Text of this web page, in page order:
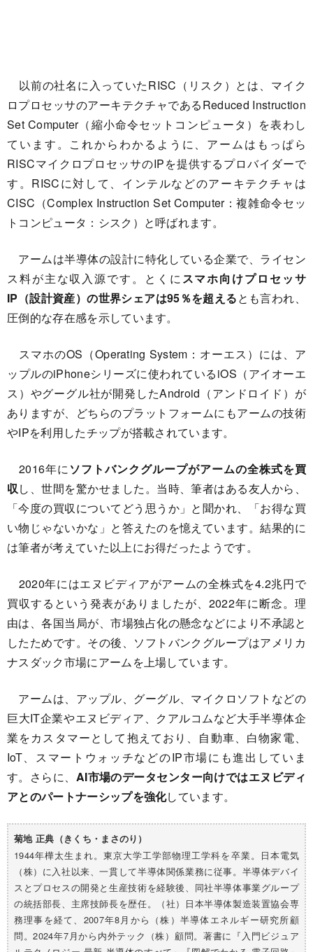
以前の社名に入っていたRISC（リスク）とは、マイク
ロプロセッサのアーキテクチャであるReduced Instruction
Set Computer（縮小命令セットコンピュータ）を表わし
ています。これからわかるように、アームはもっぱら
RISCマイクロプロセッサのIPを提供するプロバイダーで
す。RISCに対して、インテルなどのアーキテクチャは
CISC（Complex Instruction Set Computer：複雑命令セッ
トコンピュータ：シスク）と呼ばれます。
アームは半導体の設計に特化している企業で、ライセン
ス料が主な収入源です。とくにスマホ向けプロセッサ
IP（設計資産）の世界シェアは95％を超えるとも言われ、
圧倒的な存在感を示しています。
スマホのOS（Operating System：オーエス）には、ア
ップルのiPhoneシリーズに使われているiOS（アイオーエ
ス）やグーグル社が開発したAndroid（アンドロイド）が
ありますが、どちらのプラットフォームにもアームの技術
やIPを利用したチップが搭載されています。
2016年にソフトバンクグループがアームの全株式を買
収し、世間を驚かせました。当時、筆者はある友人から、
「今度の買収についてどう思うか」と聞かれ、「お得な買
い物じゃないかな」と答えたのを憶えています。結果的に
は筆者が考えていた以上にお得だったようです。
2020年にはエヌビディアがアームの全株式を4.2兆円で
買収するという発表がありましたが、2022年に断念。理
由は、各国当局が、市場独占化の懸念などにより不承認と
したためです。その後、ソフトバンクグループはアメリカ
ナスダック市場にアームを上場しています。
アームは、アップル、グーグル、マイクロソフトなどの
巨大IT企業やエヌビディア、クアルコムなど大手半導体企
業をカスタマーとして抱えており、自動車、白物家電、
IoT、スマートウォッチなどのIP市場にも進出していま
す。さらに、 AI市場のデータセンター向けではエヌビディ
アとのパートナーシップを強化しています。
菊地 正典（きくち・まさのり）
1944年樺太生まれ。東京大学工学部物理工学科を卒業。日本電気
（株）に入社以来、一貫して半導体関係業務に従事。半導体デバイ
スとプロセスの開発と生産技術を経験後、同社半導体事業グループ
の統括部長、主席技師長を歴任。（社）日本半導体製造装置協会専
務理事を経て、2007年8月から（株）半導体エネルギー研究所顧
問。2024年7月から内外テック（株）顧問。著書に『入門ビジュア